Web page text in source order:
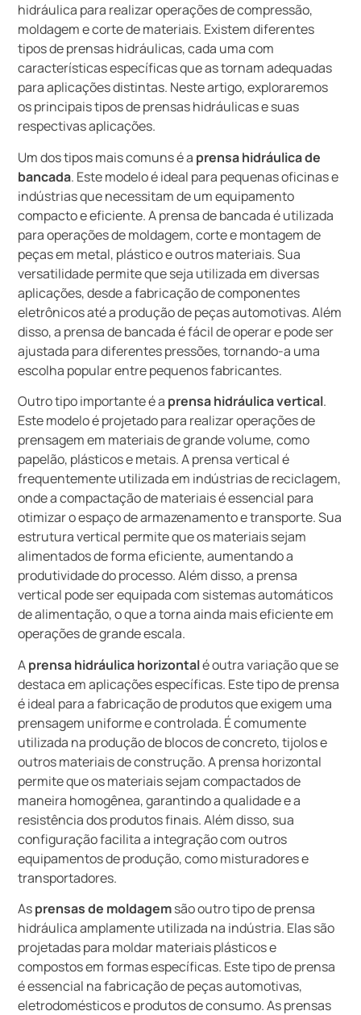
hidráulica para realizar operações de compressão,
moldagem e corte de materiais. Existem diferentes
tipos de prensas hidráulicas, cada uma com
características específicas que as tornam adequadas
para aplicações distintas. Neste artigo, exploraremos
os principais tipos de prensas hidráulicas e suas
respectivas aplicações.
Um dos tipos mais comuns é a prensa hidráulica de
bancada. Este modelo é ideal para pequenas oficinas e
indústrias que necessitam de um equipamento
compacto e eficiente. A prensa de bancada é utilizada
para operações de moldagem, corte e montagem de
peças em metal, plástico e outros materiais. Sua
versatilidade permite que seja utilizada em diversas
aplicações, desde a fabricação de componentes
eletrônicos até a produção de peças automotivas. Além
disso, a prensa de bancada é fácil de operar e pode ser
ajustada para diferentes pressões, tornando-a uma
escolha popular entre pequenos fabricantes.
Outro tipo importante é a prensa hidráulica vertical.
Este modelo é projetado para realizar operações de
prensagem em materiais de grande volume, como
papelão, plásticos e metais. A prensa vertical é
frequentemente utilizada em indústrias de reciclagem,
onde a compactação de materiais é essencial para
otimizar o espaço de armazenamento e transporte. Sua
estrutura vertical permite que os materiais sejam
alimentados de forma eficiente, aumentando a
produtividade do processo. Além disso, a prensa
vertical pode ser equipada com sistemas automáticos
de alimentação, o que a torna ainda mais eficiente em
operações de grande escala.
Aprensa hidráulica horizontalé outra variação que se
destaca em aplicações específicas. Este tipo de prensa
é ideal para a fabricação de produtos que exigem uma
prensagem uniforme e controlada. É comumente
utilizada na produção de blocos de concreto, tijolos e
outros materiais de construção. A prensa horizontal
permite que os materiais sejam compactados de
maneira homogênea, garantindo a qualidade e a
resistência dos produtos finais. Além disso, sua
configuração facilita a integração com outros
equipamentos de produção, como misturadores e
transportadores.
Asprensas de moldagemsão outro tipo de prensa
hidráulica amplamente utilizada na indústria. Elas são
projetadas para moldar materiais plásticos e
compostos em formas específicas. Este tipo de prensa
é essencial na fabricação de peças automotivas,
eletrodomésticos e produtos de consumo. As prensas